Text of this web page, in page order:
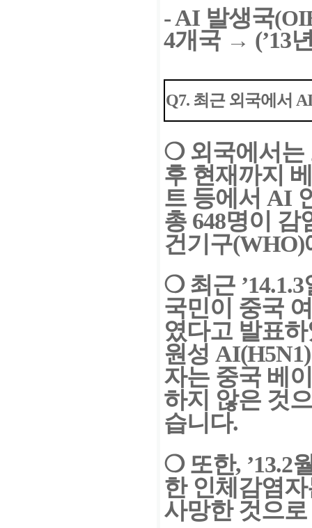
-AI 발생국
4개국 → (’13
Q7. 최근 외국에서
❍ 외국에서는
후 현재까지
트 등에서 AI
총 648명이 감
건기구
❍ 최근
국민이 중국
였다고 발표
원성
자는 중국 베
하지 않은 것
습니다.
❍ 또한, ’13.2
한 인체 감염
사망한 것으